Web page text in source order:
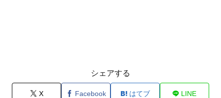
シェアする
X Facebook はてブ LINE